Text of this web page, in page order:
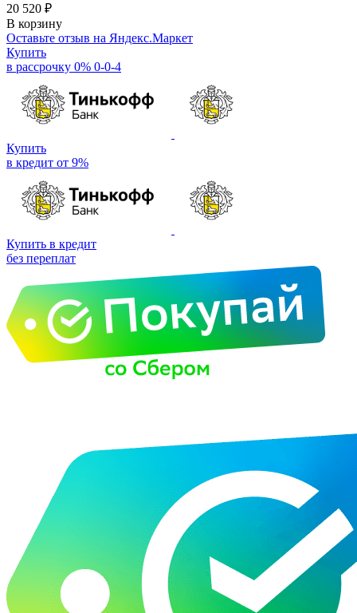
20 520 ₽
В корзину
Оставьте отзыв на Яндекс.Маркет
Купить
в рассрочку 0% 0-0-4
Купить
в кредит от 9%
Купить в кредит
без переплат